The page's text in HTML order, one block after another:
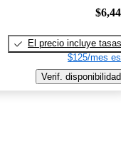
El precio incluye tasas
$125/mes
Verif. disponibilidad